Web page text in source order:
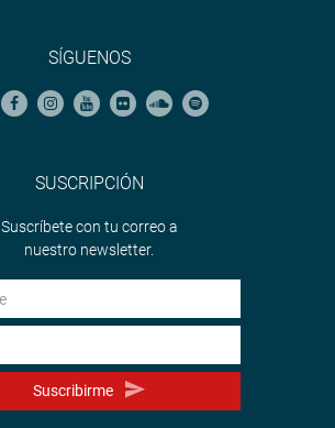
SÍGUENOS
SUSCRIPCIÓN
Suscríbete con tu correo a
nuestro newsletter.
Suscribirme